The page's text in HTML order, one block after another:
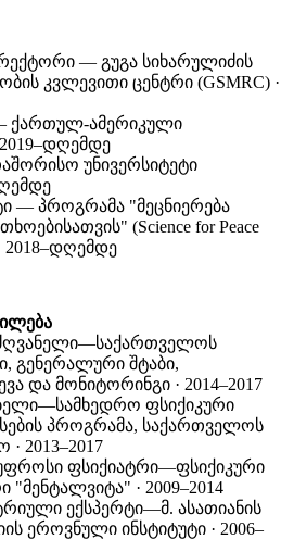
— გუგა სიხარულიძის
კვლევითი ცენტრი (GSMRC) ·
ამერიკული
უნივერსიტეტი
— პროგრამა "მეცნიერება
(Science for Peace
2018–დღემდე
გენერალური შტაბი,
და მონიტორინგი · 2014–2017
ფსიქიკური
პროგრამა, საქართველოს
2013–2017
ფსიქიატრი—ფსიქიკური
· 2009–2014
ექსპერტი—მ. ასათიანის
ეროვნული ინსტიტუტი · 2006–